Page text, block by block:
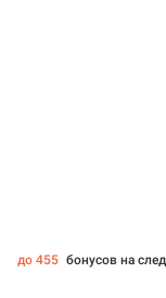
до 455 бонусов на